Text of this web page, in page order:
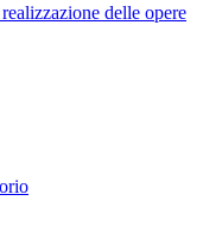
delle opere